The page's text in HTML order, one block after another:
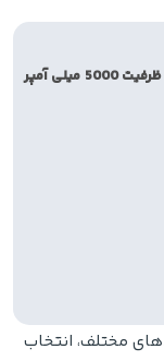
پاوربانک مگ سیف انکر مدل A1616 ظرفیت 5000 میلی آمپر
مختلف، انتخاب